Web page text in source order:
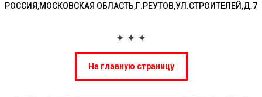
РОССИЯ,МОСКОВСКАЯ ОБЛАСТЬ,Г.РЕУТОВ,УЛ.СТР ОИТЕЛЕЙ,Д.7
На главную страницу